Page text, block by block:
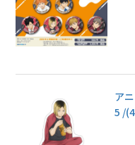
ア
5 /